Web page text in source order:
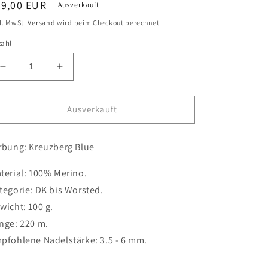
EUR
Ausverkauft
MwSt.Versand wird beim Checkout berechnet
Verringere
die
Menge
Kreuzberg
/
Bouclé
Erhöhe
die
Menge
für
Kreuzberg
/
Bouclé
Ausverkauft
Kreuzberg Blue
100% Merino.
DK bis Worsted.
100 g.
220 m.
Nadelstärke: 3.5 - 6 mm.